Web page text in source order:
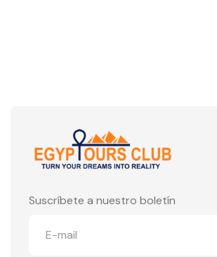
Suscríbete a nuestro boletín